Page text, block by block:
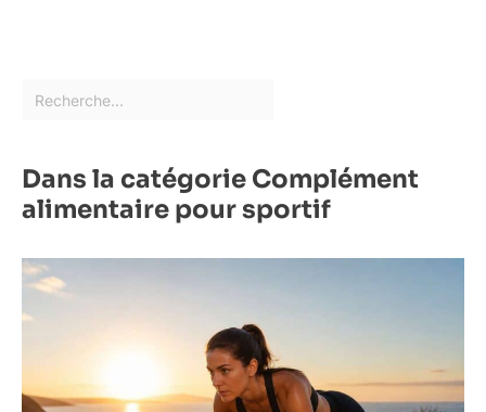
Dans la catégorie Complément
alimentaire pour sportif